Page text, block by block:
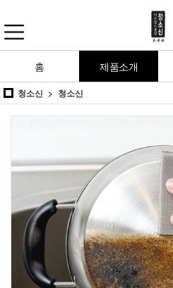
홈 제품소개
청소신 청소신